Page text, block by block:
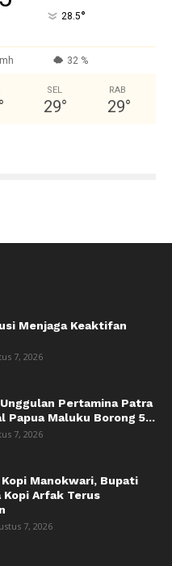
28.5°
32 %
°
SEL
29°
RAB
29°
Menjaga Keaktifan
7, 2026
Pertamina Patra
Papua Maluku Borong 5...
7, 2026
Manokwari, Bupati
Kopi Arfak Terus
7, 2026